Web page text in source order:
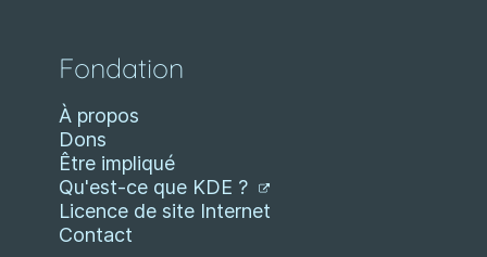
Fondation
À propos
Dons
Être impliqué
Qu'est-ce que KDE ?
Licence de site Internet
Contact